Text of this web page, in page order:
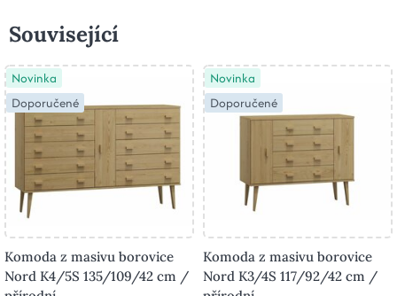
Související
Novinka
Doporučené
Komoda z masivu borovice
Nord K4/5S 135/109/42 cm /
Novinka
Doporučené
Komoda z masivu borovice
Nord K3/4S 117/92/42 cm /